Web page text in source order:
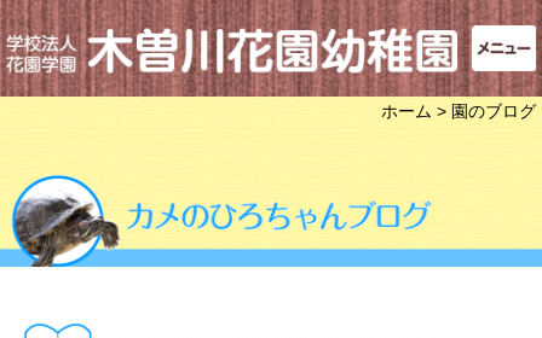
ホーム > 園のブログ